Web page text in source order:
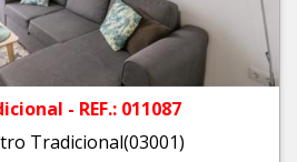
- REF.: 011087
Tradicional(03001)